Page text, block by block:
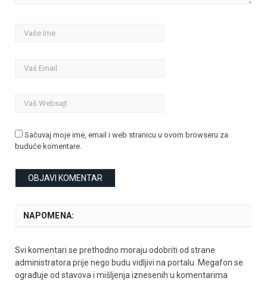
Sačuvaj moje ime, email i web stranicu u ovom browseru za
buduće komentare.
NAPOMENA:
Svi komentari se prethodno moraju odobriti od strane
administratora prije nego budu vidljivi na portalu. Megafon se
ograđuje od stavova i mišljenja iznesenih u komentarima